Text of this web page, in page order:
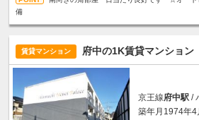
備
賃貸マンション 府中の1K賃貸マンション
京王線府中駅 /
築年月1974年4